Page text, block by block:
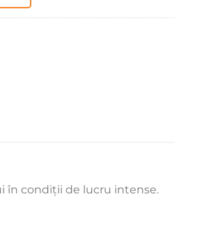
în condiții de lucru intense.